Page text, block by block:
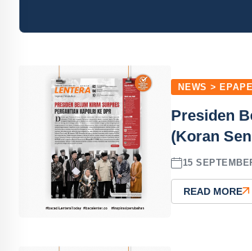
NEWS >
Presiden
(Koran
15
READ MORE